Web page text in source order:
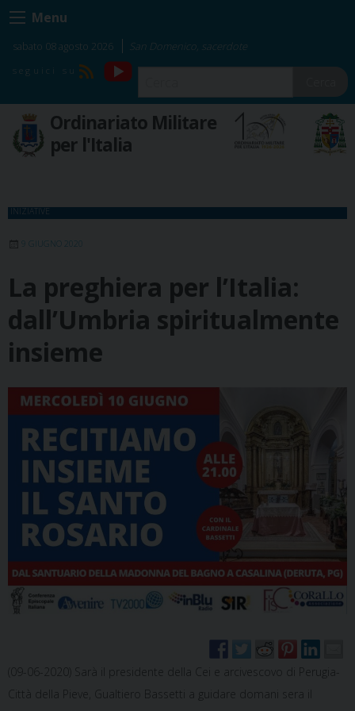
Skip
to
content
Menu
sabato 08 agosto 2026 San Domenico, sacerdote
RSS
YouTube
Ordinariato Militare
per l'Italia
INIZIATIVE
9 GIUGNO 2020
La preghiera per l’Italia:
dall’Umbria spiritualmente
insieme
(09-06-2020) Sarà il presidente della Cei e arcivescovo di Perugia-
Città della Pieve, Gualtiero Bassetti a guidare domani sera il